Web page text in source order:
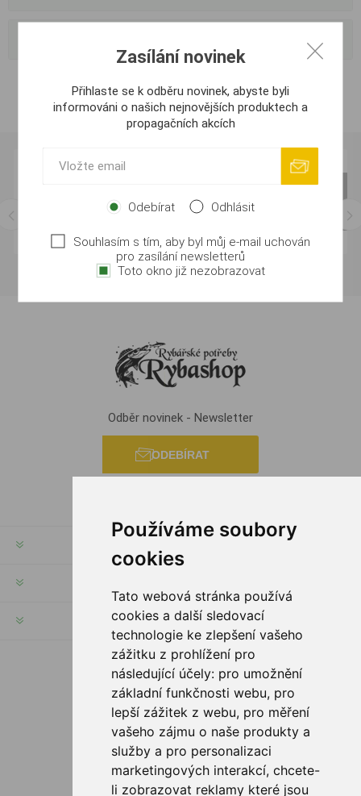
Používáme soubory
cookies
Tato webová stránka používá
cookies a další sledovací
technologie ke zlepšení vašeho
zážitku z prohlížení pro
následující účely: pro umožnění
základní funkčnosti webu, pro
lepší zážitek z webu, pro měření
vašeho zájmu o naše produkty a
služby a pro personalizaci
marketingových interakcí, chcete-
li zobrazovat reklamy které jsou
Odběr novinek - Newsletter
ODEBÍRAT
INFORMACE
SLEDUJTE NÁS
MOŽNOSTI PLATBY
Zasílání novinek
Přihlaste se k odběru novinek, abyste byli
informováni o našich nejnovějších produktech a
propagačních akcích
Odebírat Odhlásit
Souhlasím s tím, aby byl můj e-mail uchován
pro zasílání newsletterů
Toto okno již nezobrazovat